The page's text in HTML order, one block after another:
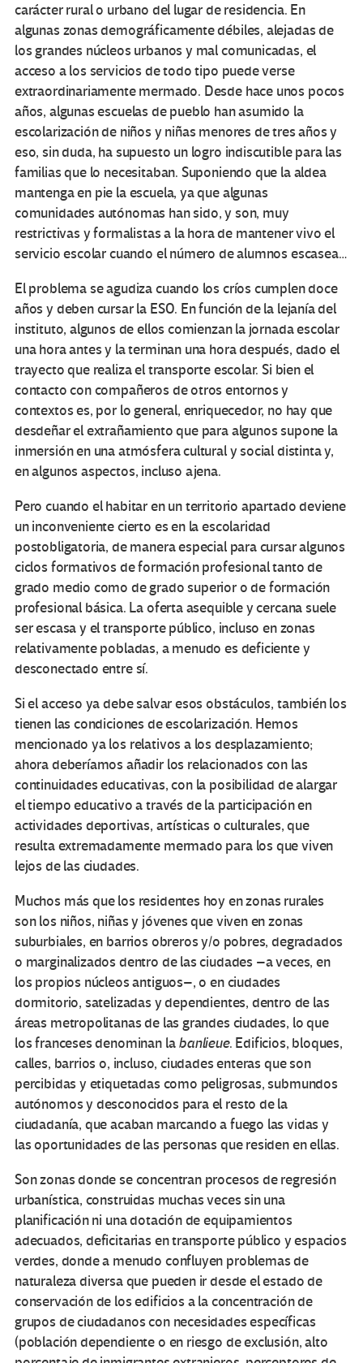
carácter rural o urbano del lugar de residencia. En
algunas zonas demográficamente débiles, alejadas de
los grandes núcleos urbanos y mal comunicadas, el
acceso a los servicios de todo tipo puede verse
extraordinariamente mermado. Desde hace unos pocos
años, algunas escuelas de pueblo han asumido la
escolarización de niños y niñas menores de tres años y
eso, sin duda, ha supuesto un logro indiscutible para las
familias que lo necesitaban. Suponiendo que la aldea
mantenga en pie la escuela, ya que algunas
comunidades autónomas han sido, y son, muy
restrictivas y formalistas a la hora de mantener vivo el
servicio escolar cuando el número de alumnos escasea…
El problema se agudiza cuando los críos cumplen doce
años y deben cursar la ESO. En función de la lejanía del
instituto, algunos de ellos comienzan la jornada escolar
una hora antes y la terminan una hora después, dado el
trayecto que realiza el transporte escolar. Si bien el
contacto con compañeros de otros entornos y
contextos es, por lo general, enriquecedor, no hay que
desdeñar el extrañamiento que para algunos supone la
inmersión en una atmósfera cultural y social distinta y,
en algunos aspectos, incluso ajena.
Pero cuando el habitar en un territorio apartado deviene
un inconveniente cierto es en la escolaridad
postobligatoria, de manera especial para cursar algunos
ciclos formativos de formación profesional tanto de
grado medio como de grado superior o de formación
profesional básica. La oferta asequible y cercana suele
ser escasa y el transporte público, incluso en zonas
relativamente pobladas, a menudo es deficiente y
desconectado entre sí.
Si el acceso ya debe salvar esos obstáculos, también los
tienen las condiciones de escolarización. Hemos
mencionado ya los relativos a los desplazamiento;
ahora deberíamos añadir los relacionados con las
continuidades educativas, con la posibilidad de alargar
el tiempo educativo a través de la participación en
actividades deportivas, artísticas o culturales, que
resulta extremadamente mermado para los que viven
lejos de las ciudades.
Muchos más que los residentes hoy en zonas rurales
son los niños, niñas y jóvenes que viven en zonas
suburbiales, en barrios obreros y/o pobres, degradados
o marginalizados dentro de las ciudades –a veces, en
los propios núcleos antiguos–, o en ciudades
dormitorio, satelizadas y dependientes, dentro de las
áreas metropolitanas de las grandes ciudades, lo que
los franceses denominan labanlieue. Edificios, bloques,
calles, barrios o, incluso, ciudades enteras que son
percibidas y etiquetadas como peligrosas, submundos
autónomos y desconocidos para el resto de la
ciudadanía, que acaban marcando a fuego las vidas y
las oportunidades de las personas que residen en ellas.
Son zonas donde se concentran procesos de regresión
urbanística, construidas muchas veces sin una
planificación ni una dotación de equipamientos
adecuados, deficitarias en transporte público y espacios
verdes, donde a menudo confluyen problemas de
naturaleza diversa que pueden ir desde el estado de
conservación de los edificios a la concentración de
grupos de ciudadanos con necesidades específicas
(población dependiente o en riesgo de exclusión, alto